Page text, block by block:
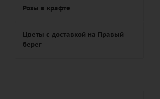
Розы в крафте
Цветы с доставкой на Правый
берег